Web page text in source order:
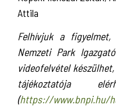
Attila
Felhívjuk a
Nemzeti Park
videofelvétel
tájékoztatója
(https://www.bnpi.hu/